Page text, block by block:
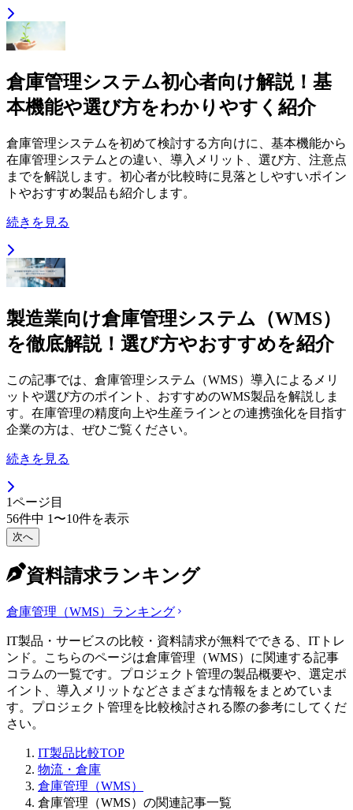
倉庫管理システム初心者向け解説！基
本機能や選び方をわかりやすく紹介
倉庫管理システムを初めて検討する方向けに、基本機能から
在庫管理システムとの違い、導入メリット、選び方、注意点
までを解説します。初心者が比較時に見落としやすいポイン
トやおすすめ製品も紹介します。
続きを見る
製造業向け倉庫管理システム（WMS）
を徹底解説！選び方やおすすめを紹介
この記事では、倉庫管理システム（WMS）導入によるメリ
ットや選び方のポイント、おすすめのWMS製品を解説しま
す。在庫管理の精度向上や生産ラインとの連携強化を目指す
企業の方は、ぜひご覧ください。
続きを見る
1ページ目
56件中 1 〜10件を表示
次へ
資料請求ランキング
倉庫管理（WMS） ランキング
IT製品・サービスの比較・資料請求が無料でできる、ITトレ
ンド。こちらのページは倉庫管理（WMS）に関連する記事
コラムの一覧です。プロジェクト管理の製品概要や、選定ポ
イント、導入メリットなどさまざまな情報をまとめていま
す。プロジェクト管理を比較検討される際の参考にしてくだ
さい。
IT製品比較TOP
物流・倉庫
倉庫管理（WMS）
倉庫管理（WMS）の関連記事一覧